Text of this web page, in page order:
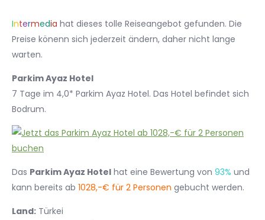
Intermedia hat dieses tolle Reiseangebot gefunden. Die
Preise könenn sich jederzeit ändern, daher nicht lange
warten.
Parkim Ayaz Hotel
7 Tage im 4,0* Parkim Ayaz Hotel. Das Hotel befindet sich
Bodrum.
Das Parkim Ayaz Hotel hat eine Bewertung von 93% und
kann bereits ab 1028,-€ für 2 Personen gebucht werden.
Land: Türkei